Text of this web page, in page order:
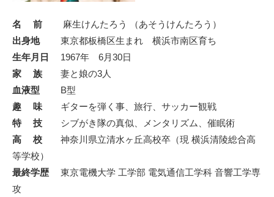
名 前 麻生けんたろう （あそうけんたろう）
出身地東京都板橋区生まれ 横浜市南区育ち
生年月日
1967年 6月30日
家 族 妻と娘の3人
血液型 B型
趣 味ギターを弾く事、旅行、サッカー観戦
特 技 シブがき隊の真似、メンタリズム、催眠術
高 校 神奈川県立清水ヶ丘高校卒（現 横浜清陵総合高
等学校）
最終学歴 東京電機大学 工学部 電気通信工学科 音響工学専
攻